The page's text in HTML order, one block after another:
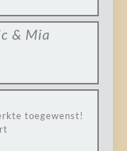
& Mia
toegewenst!